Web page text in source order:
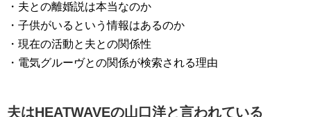
・夫との離婚説は本当なのか
・子供がいるという情報はあるのか
・現在の活動と夫との関係性
・電気グルーヴとの関係が検索される理由
夫はHEATWAVEの山口洋と言われている